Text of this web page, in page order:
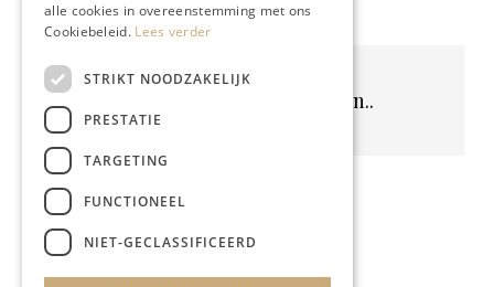
Geen resultaten gevonden..
alle cookies in overeenstemming met ons
Cookiebeleid. Lees verder
STRIKT NOODZAKELIJK
PRESTATIE
TARGETING
FUNCTIONEEL
NIET-GECLASSIFICEERD